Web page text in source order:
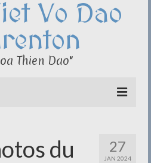
Vo Dao
Thien Dao"
27
JAN 2024
du